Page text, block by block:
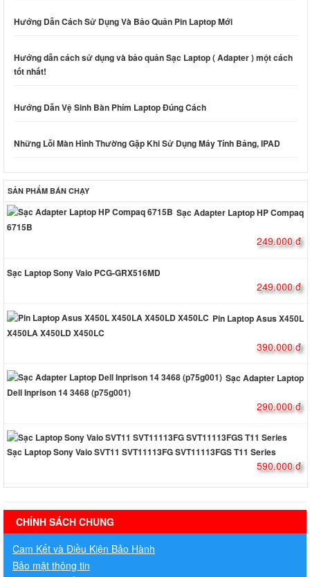
Hướng Dẫn Cách Sử Dụng Và Bảo Quản Pin Laptop Mới
Hướng dẫn cách sử dụng và bảo quản Sạc Laptop ( Adapter ) một cách
tốt nhất!
Hướng Dẫn Vệ Sinh Bàn Phím Laptop Đúng Cách
Những Lỗi Màn Hình Thường Gặp Khi Sử Dụng Máy Tính Bảng, IPAD
SẢN PHẨM BÁN CHẠY
Sạc Adapter Laptop HP Compaq
6715B
249.000 đ
249.000 đ
390.000 đ
290.000 đ
Sạc Laptop Sony Vaio SVT11 SVT11113FG SVT11113FGS T11 Series
590.000 đ
hermes handbags outlet online
CHÍNH SÁCH CHUNG
Cam Kết và Điều Kiện Bảo Hành